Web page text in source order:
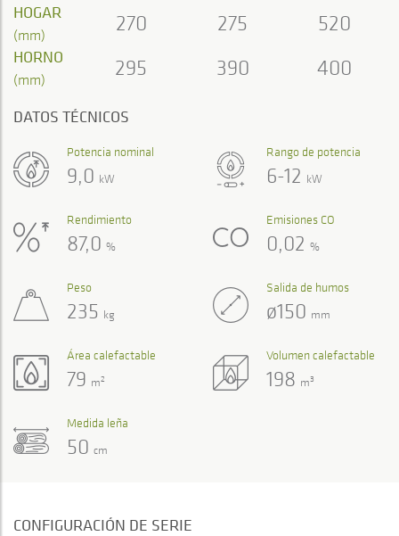
HOGAR
(mm) 270 275 520
HORNO
(mm) 295 390 400
DATOS TÉCNICOS
Rango de potencia
6-12 kW
Potencia nominal
9,0 kW
Rendimiento
87,0 %
Emisiones CO
0,02 %
Volumen calefactable
198 m3
Área calefactable
79 m2
Peso
235 kg
Salida de humos
ø150 mm
Medida leña
50 cm
CONFIGURACIÓN DE SERIE